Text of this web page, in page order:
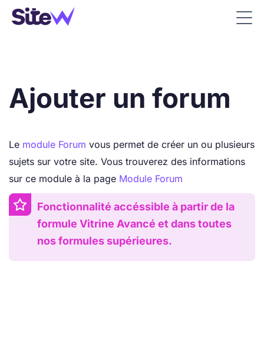
Ajouter un forum
Le module Forum vous permet de créer un ou plusieurs
sujets sur votre site. Vous trouverez des informations
sur ce module à la page Module Forum
Fonctionnalité accéssible à partir de la
formule Vitrine Avancé et dans toutes
nos formules supérieures.